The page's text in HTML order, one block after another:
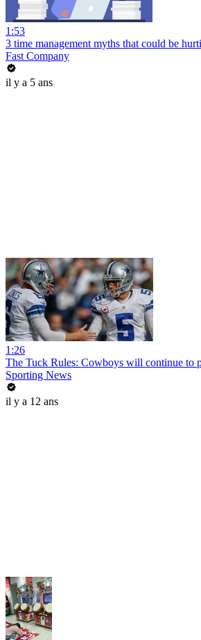
1:53
3 time management myths that could be
Fast Company
il y a 5 ans
1:26
The Tuck Rules: Cowboys will continue to
Sporting News
il y a 12 ans